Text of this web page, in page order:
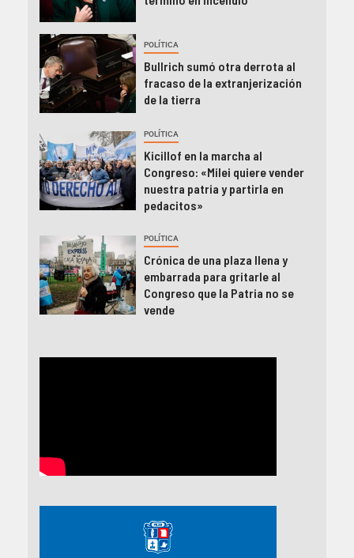
POLÍTICA
Bullrich sumó otra derrota al
fracaso de la extranjerización
de la tierra
POLÍTICA
Kicillof en la marcha al
Congreso: «Milei quiere vender
nuestra patria y partirla en
pedacitos»
POLÍTICA
Crónica de una plaza llena y
embarrada para gritarle al
Congreso que la Patria no se
vende